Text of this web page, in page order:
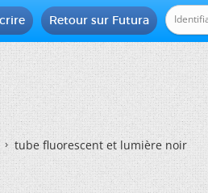
Retour sur Futura
tube fluorescent et lumière noir